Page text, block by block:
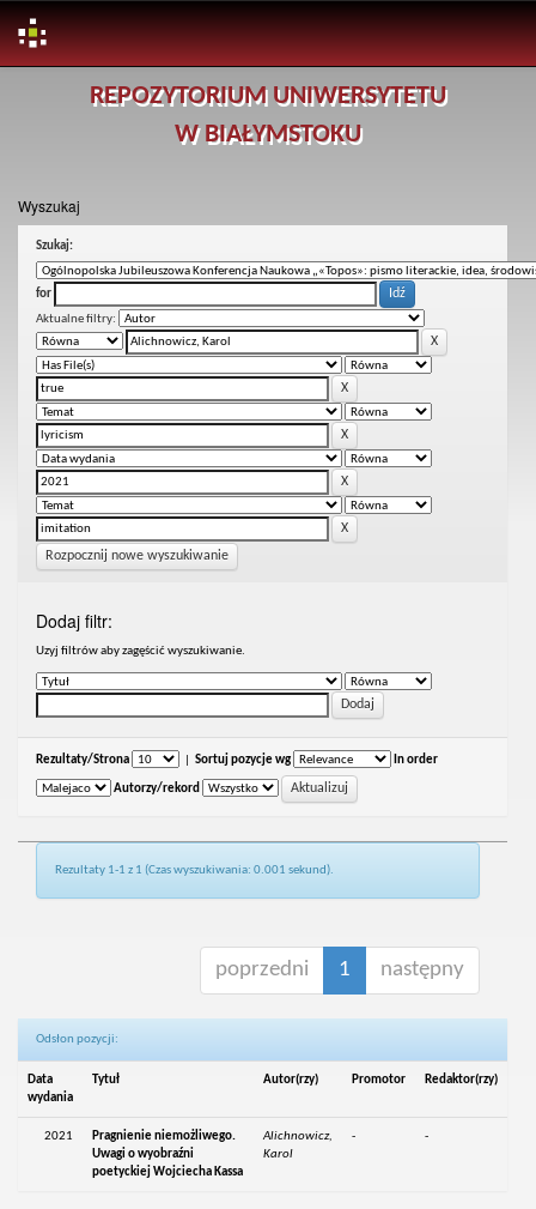
REPOZYTORIUM UNIWERSYTETU
W BIAŁYMSTOKU
Wyszukaj
Szukaj:
for
Aktualne filtry:
Rozpocznij nowe wyszukiwanie
Dodaj filtr:
Uzyj filtrów aby zagęścić wyszukiwanie.
Rezultaty/Strona Sortuj pozycje wg In order
Autorzy/rekord
Rezultaty 1-1 z 1 (Czas wyszukiwania: 0.001 sekund).
poprzedni 1 następny
Odsłon pozycji:
Data
wydania
Tytuł Autor(rzy) Promotor Redaktor(rzy)
2021
Pragnienie niemożliwego.
Uwagi o wyobraźni
poetyckiej Wojciecha Kassa
Alichnowicz,
Karol
- -